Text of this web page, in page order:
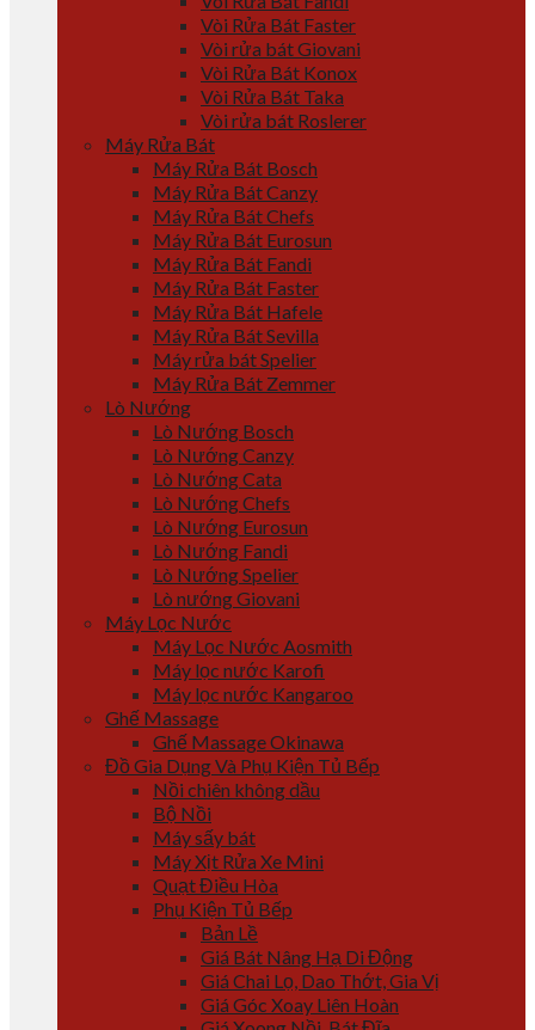
Vòi Rửa Bát Faster
Vòi rửa bát Giovani
Vòi Rửa Bát Konox
Vòi Rửa Bát Taka
Vòi rửa bát Roslerer
Máy Rửa Bát
Máy Rửa Bát Bosch
Máy Rửa Bát Canzy
Máy Rửa Bát Chefs
Máy Rửa Bát Eurosun
Máy Rửa Bát Fandi
Máy Rửa Bát Faster
Máy Rửa Bát Hafele
Máy Rửa Bát Sevilla
Máy rửa bát Spelier
Máy Rửa Bát Zemmer
Lò Nướng
Lò Nướng Bosch
Lò Nướng Canzy
Lò Nướng Cata
Lò Nướng Chefs
Lò Nướng Eurosun
Lò Nướng Fandi
Lò Nướng Spelier
Lò nướng Giovani
Máy Lọc Nước
Máy Lọc Nước Aosmith
Máy lọc nước Karofi
Máy lọc nước Kangaroo
Ghế Massage
Ghế Massage Okinawa
Đồ Gia Dụng Và Phụ Kiện Tủ Bếp
Nồi chiên không dầu
Bộ Nồi
Máy sấy bát
Máy Xịt Rửa Xe Mini
Quạt Điều Hòa
Phụ Kiện Tủ Bếp
Bản Lề
Giá Bát Nâng Hạ Di Động
Giá Chai Lọ, Dao Thớt, Gia Vị
Giá Góc Xoay Liên Hoàn